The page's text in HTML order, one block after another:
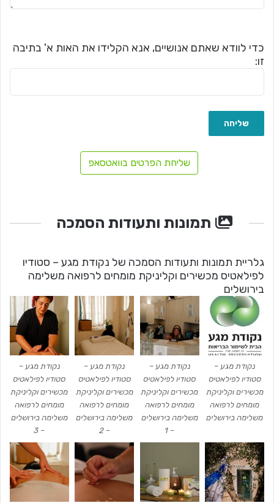
כדי לוודא שאתם אנושיים, אנא הקלידו את האות א' בתיבה
זו:
שליחת הפרטים בוואטסאפ
תמונות ותעודות הסמכה
גלריית תמונות ותעודות הסמכה של נקודת מגע – סטודיו
לפילאטיס מכשירים וקליניקת מומחים לרפואה משלימה
בירושלים
נקודת מגע –
סטודיו לפילאטיס
מכשירים וקליניקת
מומחים לרפואה
משלימה בירושלים
נקודת מגע –
סטודיו לפילאטיס
מכשירים וקליניקת
מומחים לרפואה
משלימה בירושלים
– 1
נקודת מגע –
סטודיו לפילאטיס
מכשירים וקליניקת
מומחים לרפואה
משלימה בירושלים
– 2
נקודת מגע –
סטודיו לפילאטיס
מכשירים וקליניקת
מומחים לרפואה
משלימה בירושלים
– 3